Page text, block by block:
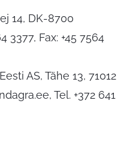
14, DK-8700
3377, Fax: +45 7564
AS, Tähe 13, 71012
, Tel. +372 641